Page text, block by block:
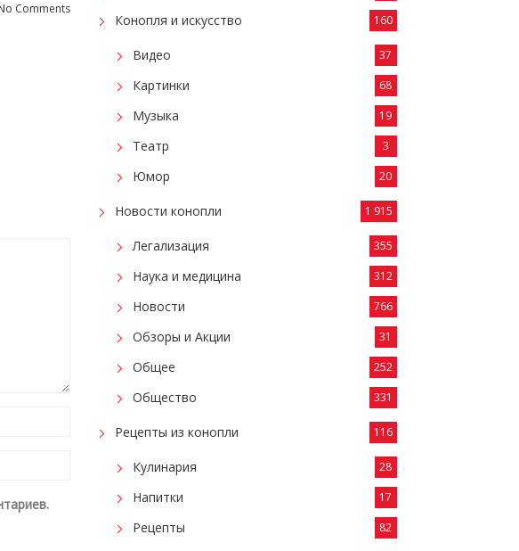
Comments
Конопля и искусство 160
Видео 37
Картинки 68
Музыка 19
Театр 3
Юмор 20
Новости конопли 1 915
Легализация 355
Наука и медицина 312
Новости 766
Обзоры и Акции 31
Общее 252
Общество 331
Рецепты из конопли 116
Кулинария 28
Напитки 17
Рецепты 82